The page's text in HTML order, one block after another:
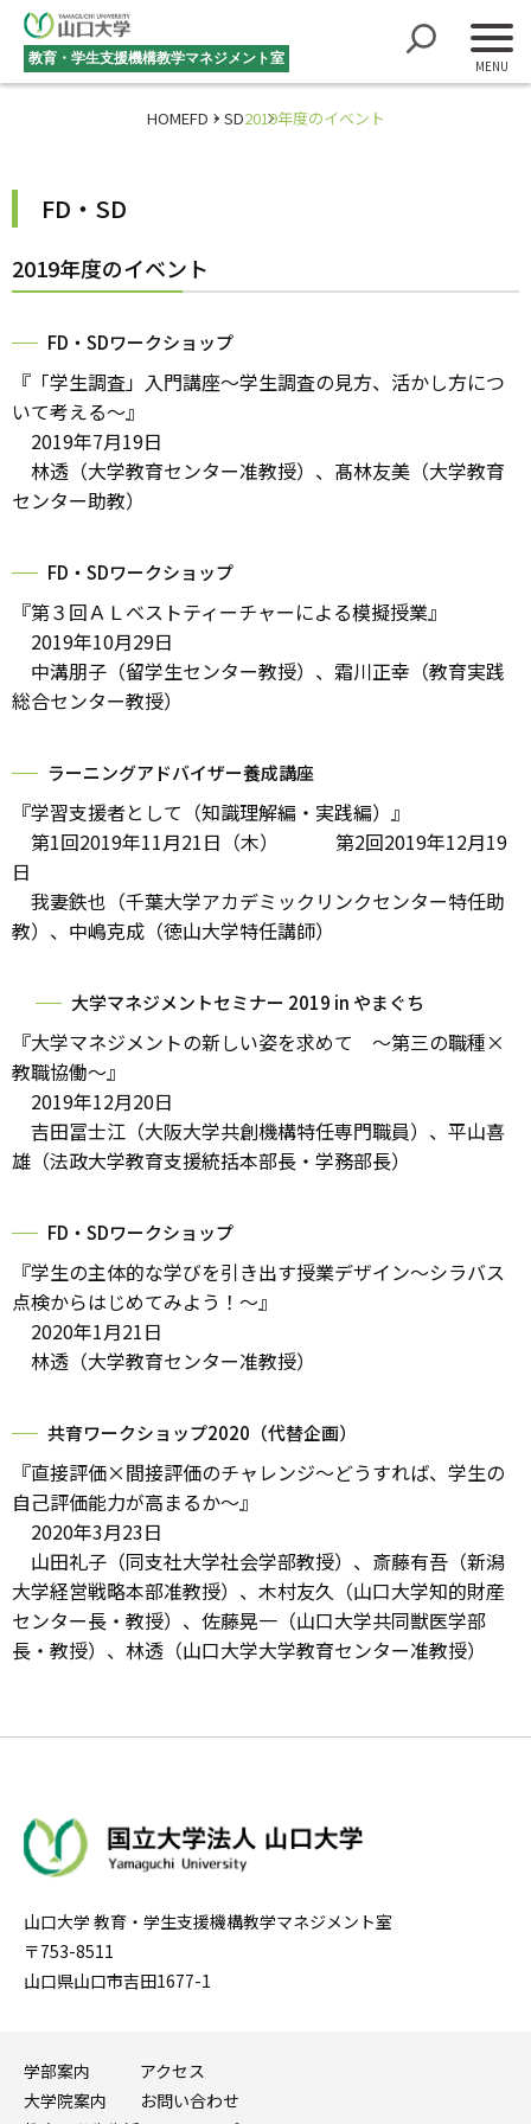
教育・学生支援機構教学マネジメント室
HOMEFD・SD2019年度のイベント
FD・SD
2019年度のイベント
FD・SDワークショップ
『「学生調査」入門講座～学生調査の見方、活かし方につ
いて考える～』
2019年7月19日
林透（大学教育センター准教授）、髙林友美（大学教育
センター助教）
FD・SDワークショップ
『第３回ＡＬベストティーチャーによる模擬授業』
2019年10月29日
中溝朋子（留学生センター教授）、霜川正幸（教育実践
総合センター教授）
ラーニングアドバイザー養成講座
『学習支援者として（知識理解編・実践編）』
第1回2019年11月21日（木） 第2回2019年12月19
日
我妻鉄也（千葉大学アカデミックリンクセンター特任助
教）、中嶋克成（徳山大学特任講師）
大学マネジメントセミナー 2019 in やまぐち
『大学マネジメントの新しい姿を求めて ～第三の職種×
教職協働～』
2019年12月20日
吉田冨士江（大阪大学共創機構特任専門職員）、平山喜
雄（法政大学教育支援統括本部長・学務部長）
FD・SDワークショップ
『学生の主体的な学びを引き出す授業デザイン～シラバス
点検からはじめてみよう！～』
2020年1月21日
林透（大学教育センター准教授）
共育ワークショップ2020（代替企画）
『直接評価×間接評価のチャレンジ～どうすれば、学生の
自己評価能力が高まるか～』
2020年3月23日
山田礼子（同支社大学社会学部教授）、斎藤有吾（新潟
大学経営戦略本部准教授）、木村友久（山口大学知的財産
センター長・教授）、佐藤晃一（山口大学共同獣医学部
長・教授）、林透（山口大学大学教育センター准教授）
山口大学 教育・学生支援機構教学マネジメント室
〒753-8511
山口県山口市吉田1677-1
学部案内
大学院案内
アクセス
お問い合わせ